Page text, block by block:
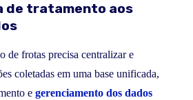
de tratamento aos
de frotas precisa centralizar e
coletadas em uma base unificada,
e gerenciamento dos dados